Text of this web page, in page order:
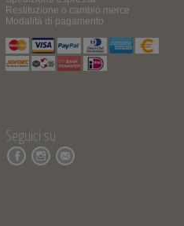
Restituzione o cambio merce
Modalità di pagamento
Seguici su